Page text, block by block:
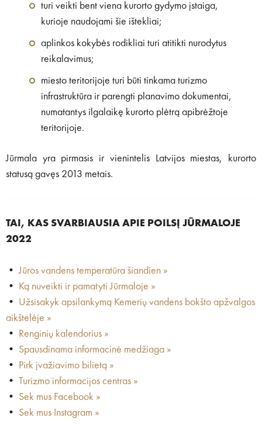
turi veikti bent viena kurorto gydymo įstaiga,
kurioje naudojami šie ištekliai;
aplinkos kokybės rodikliai turi atitikti nurodytus
reikalavimus;
miesto teritorijoje turi būti tinkama turizmo
infrastruktūra ir parengti planavimo dokumentai,
numatantys ilgalaikę kurorto plėtrą apibrėžtoje
teritorijoje.
Jūrmala yra pirmasis ir vienintelis Latvijos miestas, kurorto
statusą gavęs 2013 metais.
TAI, KAS SVARBIAUSIA APIE POILSĮ JŪRMALOJE
2022
•Jūros vandens temperatūra šiandien »
•
Ką nuveikti ir pamatyti Jūrmaloje »
• Užsisakyk apsilankymą Kemerių vandens bokšto apžvalgos
aikštelėje »
•
Renginių kalendorius »
• Spausdinama informacinė medžiaga »
•
Pirk įvažiavimo bilietą »
• Turizmo informacijos centras »
• Sek mus Facebook »
• Sek mus Instagram »